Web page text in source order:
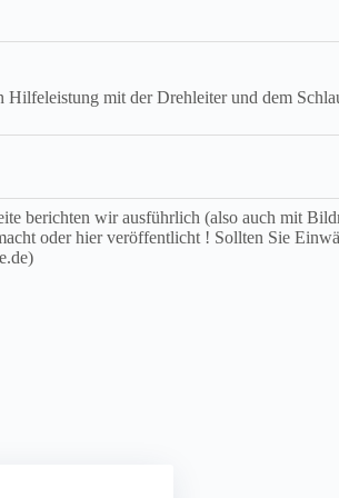
mit der Drehleiter und dem
berichten wir ausführlich (also auch mit
oder hier veröffentlicht ! Sollten Sie